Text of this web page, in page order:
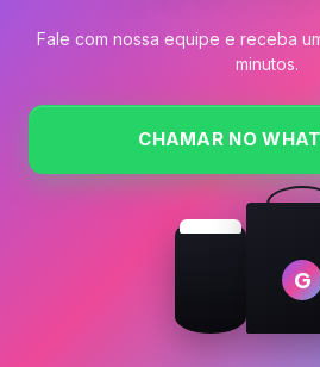
Fale com nossa equipe e receba
minutos.
CHAMAR NO
G